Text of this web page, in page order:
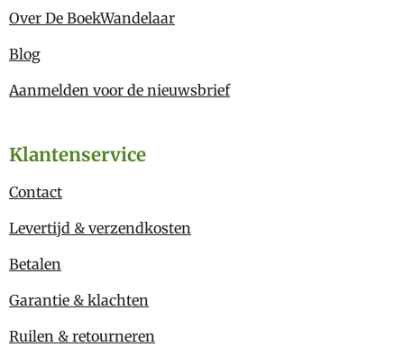
Over De BoekWandelaar
Blog
Aanmelden voor de nieuwsbrief
Klantenservice
Contact
Levertijd & verzendkosten
Betalen
Garantie & klachten
Ruilen & retourneren